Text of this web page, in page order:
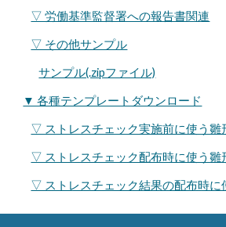
▽ 労働基準監督署への報告書関連
▽ その他サンプル
サンプル(.zipファイル)
▼ 各種テンプレートダウンロード
▽ ストレスチェック実施前に使う雛
▽ ストレスチェック配布時に使う雛
▽ ストレスチェック結果の配布時に